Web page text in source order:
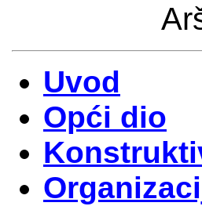
Uvod
Opći dio